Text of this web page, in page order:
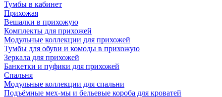
Тумбы в кабинет
Прихожая
Вешалки в прихожую
Комплекты для прихожей
Модульные коллекции для прихожей
Тумбы для обуви и комоды в прихожую
Зеркала для прихожей
Банкетки и пуфики для прихожей
Спальня
Модульные коллекции для спальни
Подъёмные мех-мы и бельевые короба для кроватей